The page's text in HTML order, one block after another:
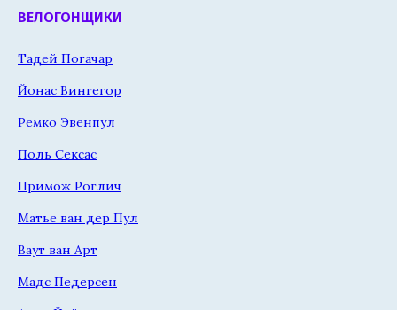
ВЕЛОГОНЩИКИ
Тадей Погачар
Йонас Вингегор
Ремко Эвенпул
Поль Сексас
Примож Роглич
Матье ван дер Пул
Ваут ван Арт
Мадс Педерсен